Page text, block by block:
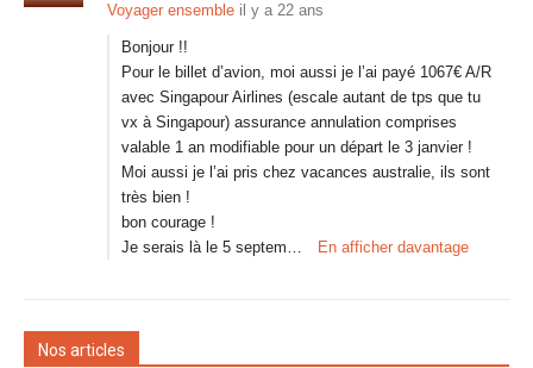
Voyager ensemble il y a 22 ans
Bonjour !!
Pour le billet d’avion, moi aussi je l’ai payé 1067€ A/R
avec Singapour Airlines (escale autant de tps que tu
vx à Singapour) assurance annulation comprises
valable 1 an modifiable pour un départ le 3 janvier !
Moi aussi je l’ai pris chez vacances australie, ils sont
très bien !
bon courage !
Je serais là le 5 septem…
En afficher davantage
Nos articles